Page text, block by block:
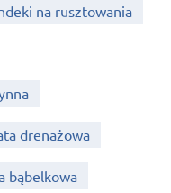
na rusztowania
drenażowa
bąbelkowa